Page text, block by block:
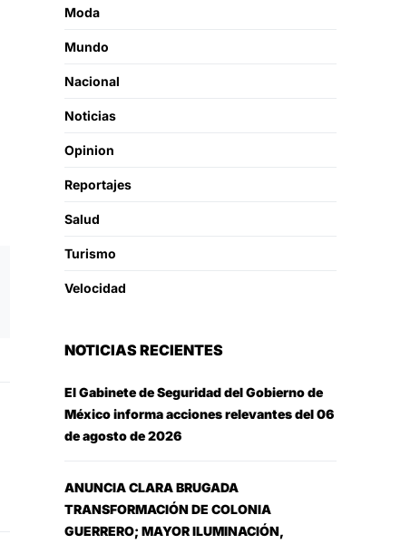
Moda
Mundo
Nacional
Noticias
Opinion
Reportajes
Salud
Turismo
Velocidad
NOTICIAS RECIENTES
El Gabinete de Seguridad del Gobierno de
México informa acciones relevantes del 06
de agosto de 2026
ANUNCIA CLARA BRUGADA
TRANSFORMACIÓN DE COLONIA
GUERRERO; MAYOR ILUMINACIÓN,